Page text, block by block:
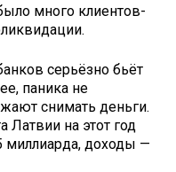
много клиентов-
серьёзно бьёт
паника не
снимать деньги.
на этот год
миллиарда, доходы —